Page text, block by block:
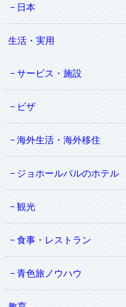
日本
生活・実用
サービス・施設
ビザ
海外生活・海外移住
ジョホールバルのホテル
観光
食事・レストラン
青色旅ノウハウ